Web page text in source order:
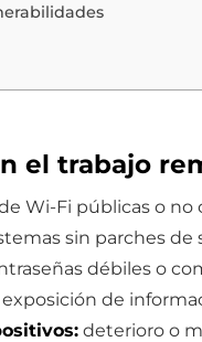
el trabajo
Wi-Fi públicas o no
sin parches de
débiles o
exposición de
deterioro o